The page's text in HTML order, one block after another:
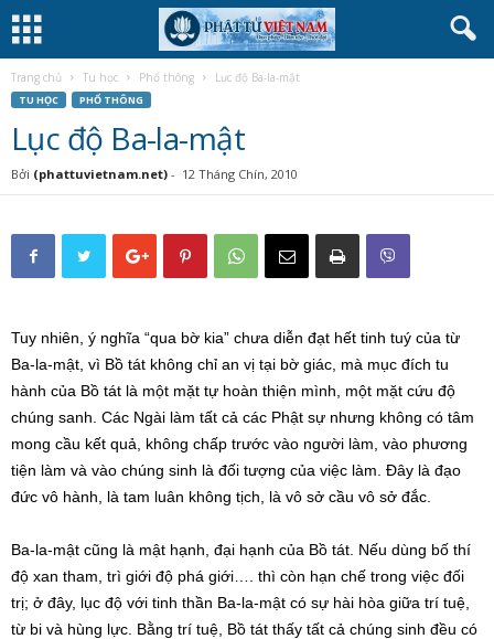
Trang chủ Tu học Phổ thông Lục độ Ba-la-mật
TU HỌC PHỔ THÔNG
Lục độ Ba-la-mật
Bởi (phattuvietnam.net) - 12 Tháng Chín, 2010
Tuy nhiên, ý nghĩa “qua bờ kia” chưa diễn đạt hết tinh tuý của từ
Ba-la-mật, vì Bồ tát không chỉ an vị tại bờ giác, mà mục đích tu
hành của Bồ tát là một mặt tự hoàn thiện mình, một mặt cứu độ
chúng sanh. Các Ngài làm tất cả các Phật sự nhưng không có tâm
mong cầu kết quả, không chấp trước vào người làm, vào phương
tiện làm và vào chúng sinh là đối tượng của việc làm. Đây là đạo
đức vô hành, là tam luân không tịch, là vô sở cầu vô sở đắc.
Ba-la-mật cũng là mật hạnh, đại hạnh của Bồ tát. Nếu dùng bố thí
độ xan tham, trì giới độ phá giới…. thì còn hạn chế trong việc đối
trị; ở đây, lục độ với tinh thần Ba-la-mật có sự hài hòa giữa trí tuệ,
từ bi và hùng lực. Bằng trí tuệ, Bồ tát thấy tất cả chúng sinh đều có